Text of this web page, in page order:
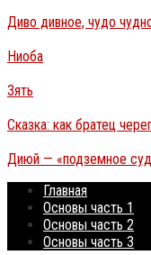
Диво дивное, чудо
Ниоба
Зять
Сказка: как братец
Диюй — «подземное
Главная
Основы часть 1
Основы часть 2
Основы часть 3